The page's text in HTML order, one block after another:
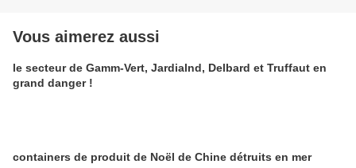
Vous aimerez aussi
le secteur de Gamm-Vert, Jardialnd, Delbard et Truffaut en
grand danger !
containers de produit de Noël de Chine détruits en mer